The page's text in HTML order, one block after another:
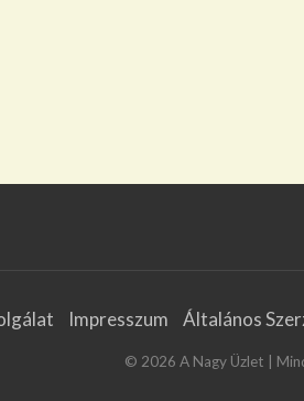
Impresszum Általános
© 2026 A Nagy Üzlet |